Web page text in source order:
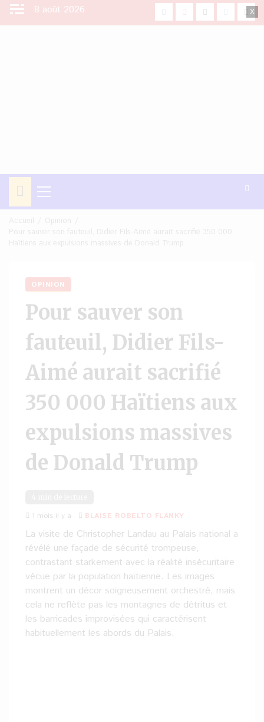
Aller
8 août 2026 facebookYoutube
X
Menu
principal
OPINION
Pour sauver son
fauteuil, Didier Fils-
Aimé aurait sacrifié
350 000 Haïtiens aux
expulsions massives
de Donald Trump
1 mois il y a BLAISE ROBELTO FLANKY
La visite de Christopher Landau au Palais national a
révélé une façade de sécurité trompeuse,
contrastant starkement avec la réalité insécuritaire
vécue par la population haïtienne. Les images
montrent un décor soigneusement orchestré, mais
cela ne reflète pas les montagnes de détritus et
les barricades improvisées qui caractérisent
habituellement les abords du Palais.